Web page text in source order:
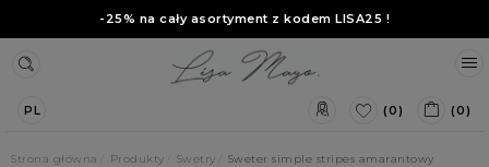
-25% na cały asortyment z kodem LISA25 !
PL (0) (0)
Strona główna Produkty Swetry Sweter simple stripes amarantowy